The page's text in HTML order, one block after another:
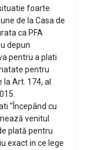
foarte
de la Casa de
ca PFA
depun
pentru a plati
pentru
Art. 174, al.
"Începând cu
venitul
plată pentru
exact in ce lege